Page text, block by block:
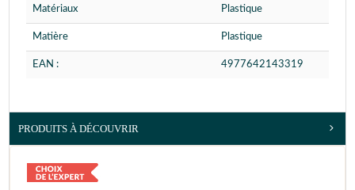
Matériaux Plastique
Matière Plastique
EAN : 4977642143319
PRODUITS À DÉCOUVRIR